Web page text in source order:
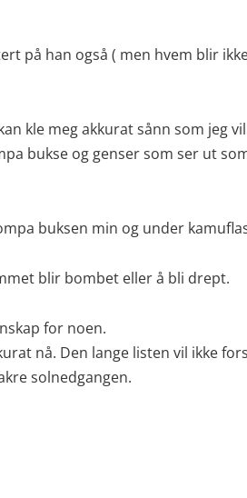
på han også ( men hvem blir
kle meg akkurat sånn som jeg
bukse og genser som ser ut
buksen min og under
blir bombet eller å bli drept.
for noen.
nå. Den lange listen vil ikke
solnedgangen.